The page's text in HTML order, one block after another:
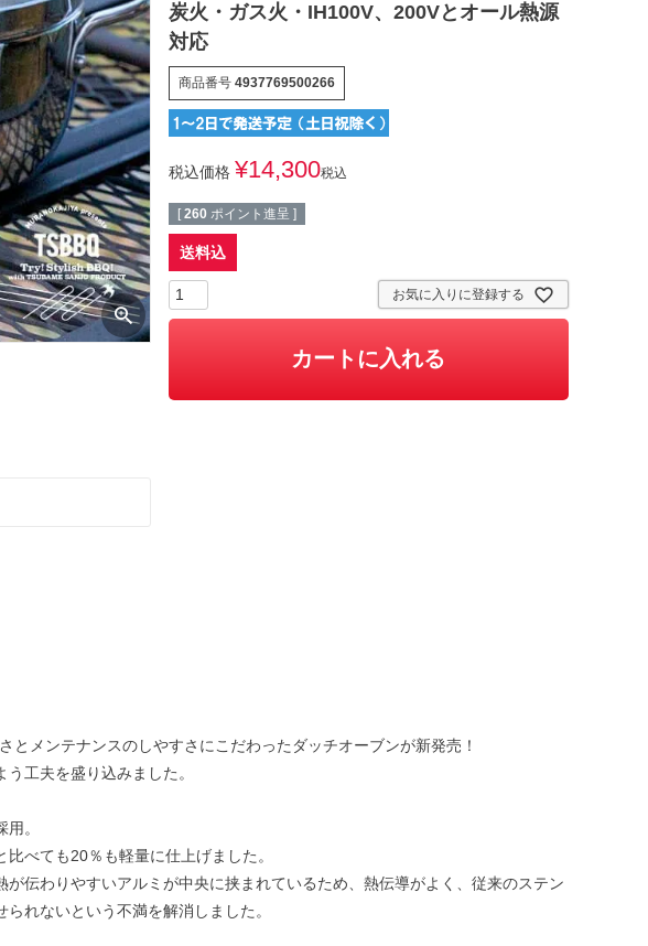
炭火・ガス火・IH100V、200Vとオール熱源
対応
商品番号 4937769500266
税込価格 ¥14,300税込
[ 260 ポイント進呈 ]
送料込
お気に入りに登録する
カートに入れる
とメンテナンスのしやすさにこだわったダッチオーブンが新発売！
工夫を盛り込みました。
。
べても20％も軽量に仕上げました。
伝わりやすいアルミが中央に挟まれているため、熱伝導がよく、従来のステン
れないという不満を解消しました。